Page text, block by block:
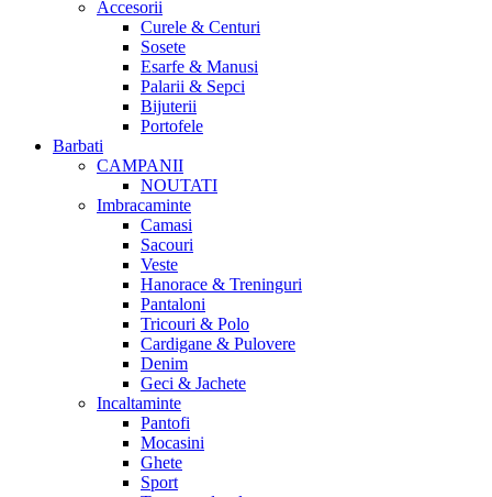
Accesorii
Curele & Centuri
Sosete
Esarfe & Manusi
Palarii & Sepci
Bijuterii
Portofele
Barbati
CAMPANII
NOUTATI
Imbracaminte
Camasi
Sacouri
Veste
Hanorace & Treninguri
Pantaloni
Tricouri & Polo
Cardigane & Pulovere
Denim
Geci & Jachete
Incaltaminte
Pantofi
Mocasini
Ghete
Sport